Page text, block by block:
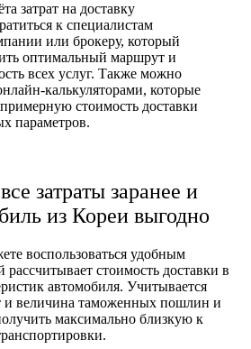
затрат на доставку
к специалистам
или брокеру, который
оптимальный маршрут и
всех услуг. Также можно
калькуляторами, которые
стоимость доставки
параметров.
затраты заранее и
из Кореи выгодно
воспользоваться удобным
рассчитывает стоимость доставки в
автомобиля. Учитывается
и величина таможенных пошлин и
максимально близкую к